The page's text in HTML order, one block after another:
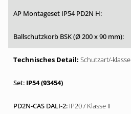
Schutzart/-klasse
IP54 (93454)
IP20 / Klasse II